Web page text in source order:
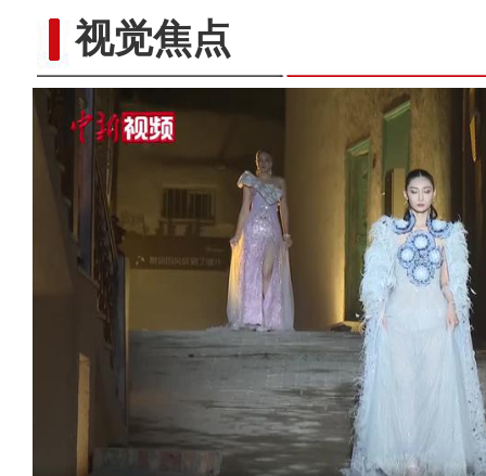
视觉焦点中哈300余家企业参加首届